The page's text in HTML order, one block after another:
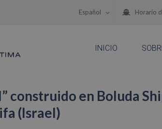
Español Horario
INICIO
construido en Boluda
(Israel)